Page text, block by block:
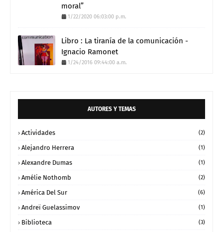
moral”
1/22/2020 06:03:00 p.m.
Libro : La tiranía de la comunicación -
Ignacio Ramonet
1/24/2016 09:44:00 a.m.
AUTORES Y TEMAS
Actividades (2)
Alejandro Herrera (1)
Alexandre Dumas (1)
Amélie Nothomb (2)
América Del Sur (6)
Andreï Guelassimov (1)
Biblioteca (3)